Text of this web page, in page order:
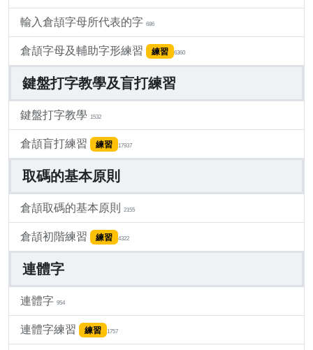
輸入倉頡字母所代表的字 686
倉頡字母及輔助字形練習 練習 6360
鍵盤打字教學及盲打練習
鍵盤打字教學 1532
倉頡盲打練習 練習 17937
取碼的基本原則
倉頡取碼的基本原則 2155
倉頡初階練習 練習 4322
連體字
連體字 954
連體字練習 練習 1757